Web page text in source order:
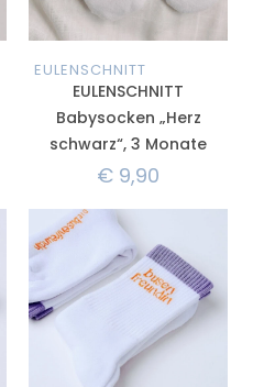
EULENSCHNITT
EULENSCHNITT
Babysocken „Herz
schwarz“, 3 Monate
€ 9,90